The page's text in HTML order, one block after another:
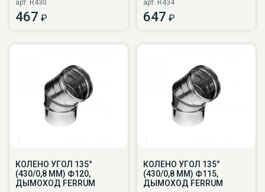
арт. R430
467 ₽
арт. R434
647 ₽
КОЛЕНО УГОЛ 135°
(430/0,8 ММ) Ф120,
ДЫМОХОД FERRUM
КОЛЕНО УГОЛ 135°
(430/0,8 ММ) Ф115,
ДЫМОХОД FERRUM